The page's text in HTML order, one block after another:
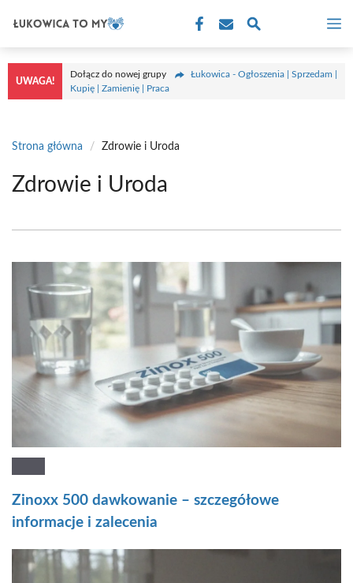
treści
UWAGA!
Dołącz do nowej grupy
Łukowica - Ogłoszenia | Sprzedam |
Kupię | Zamienię | Praca
Strona główna / Zdrowie i Uroda
Zdrowie i Uroda
Zinoxx 500 dawkowanie – szczegółowe
informacje i zalecenia